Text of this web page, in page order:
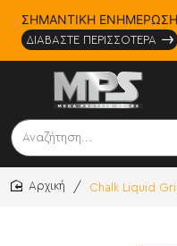
ΣΗΜΑΝΤΙΚΗ ΕΝΗΜΕΡΩΣΗ
ΔΙΑΒΑΣΤΕ ΠΕΡΙΣΣΟΤΕΡΑ
Αναζήτηση...
Chalk Liquid